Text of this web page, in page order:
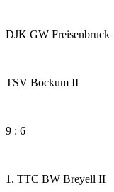
DJK GW Freisenbruck
TSV Bockum II
9 : 6
1. TTC BW Breyell II